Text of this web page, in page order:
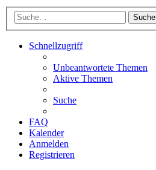
Suche
Schnellzugriff
Unbeantwortete Themen
Aktive Themen
Suche
FAQ
Kalender
Anmelden
Registrieren